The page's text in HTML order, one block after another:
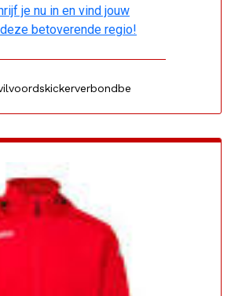
je nu in en vind jouw
betoverende regio!